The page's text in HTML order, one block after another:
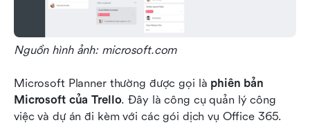
Nguồn hình ảnh: microsoft.com
Microsoft Planner thường được gọi là phiên bản
Microsoft của Trello. Đây là công cụ quản lý công
việc và dự án đi kèm với các gói dịch vụ Office 365.